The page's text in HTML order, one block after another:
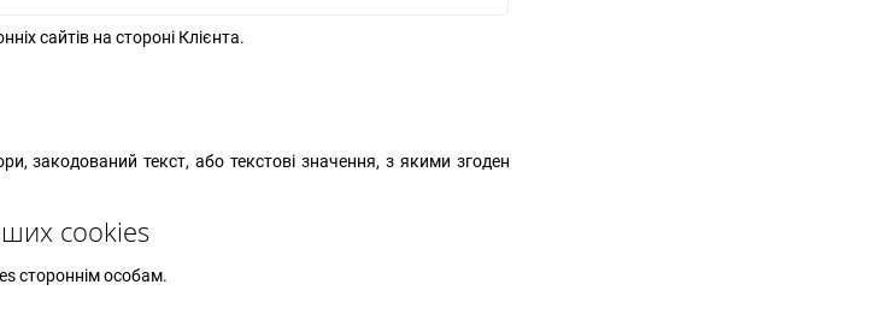
сайтів на стороні Клієнта.
закодований текст, або текстові значення, з якими згоден
cookies
стороннім особам.